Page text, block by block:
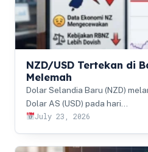
NZD/USD Tertekan di
Melemah
Dolar Selandia Baru (NZD)
Dolar AS (USD) pada hari…
July 23, 2026